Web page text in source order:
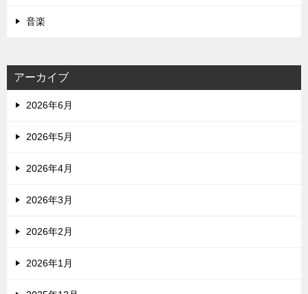
音楽
アーカイブ
2026年6月
2026年5月
2026年4月
2026年3月
2026年2月
2026年1月